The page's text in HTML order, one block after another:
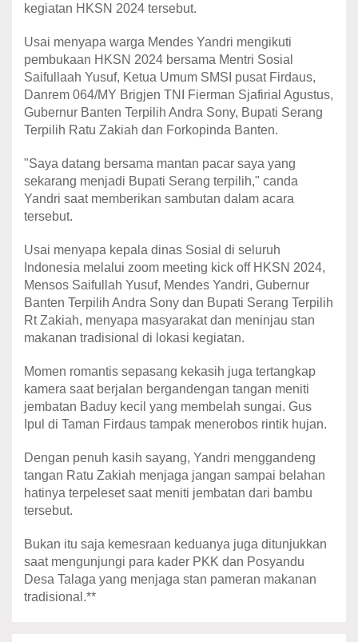
kegiatan HKSN 2024 tersebut.
Usai menyapa warga Mendes Yandri mengikuti
pembukaan HKSN 2024 bersama Mentri Sosial
Saifullaah Yusuf, Ketua Umum SMSI pusat Firdaus,
Danrem 064/MY Brigjen TNI Fierman Sjafirial Agustus,
Gubernur Banten Terpilih Andra Sony, Bupati Serang
Terpilih Ratu Zakiah dan Forkopinda Banten.
"Saya datang bersama mantan pacar saya yang
sekarang menjadi Bupati Serang terpilih," canda
Yandri saat memberikan sambutan dalam acara
tersebut.
Usai menyapa kepala dinas Sosial di seluruh
Indonesia melalui zoom meeting kick off HKSN 2024,
Mensos Saifullah Yusuf, Mendes Yandri, Gubernur
Banten Terpilih Andra Sony dan Bupati Serang Terpilih
Rt Zakiah, menyapa masyarakat dan meninjau stan
makanan tradisional di lokasi kegiatan.
Momen romantis sepasang kekasih juga tertangkap
kamera saat berjalan bergandengan tangan meniti
jembatan Baduy kecil yang membelah sungai. Gus
Ipul di Taman Firdaus tampak menerobos rintik hujan.
Dengan penuh kasih sayang, Yandri menggandeng
tangan Ratu Zakiah menjaga jangan sampai belahan
hatinya terpeleset saat meniti jembatan dari bambu
tersebut.
Bukan itu saja kemesraan keduanya juga ditunjukkan
saat mengunjungi para kader PKK dan Posyandu
Desa Talaga yang menjaga stan pameran makanan
tradisional.**